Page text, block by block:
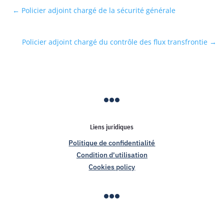
← Policier adjoint chargé de la sécurité générale
Policier adjoint chargé du contrôle des flux transfrontie →

Liens juridiques
Politique de confidentialité
Condition d'utilisation
Cookies policy
